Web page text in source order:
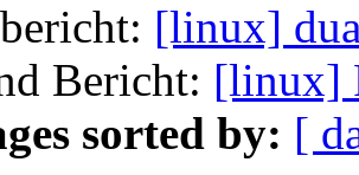
[linux]
Bericht: [linux]
sorted by: [